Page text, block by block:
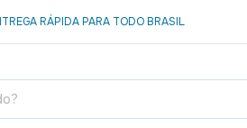
RÁPIDA PARA TODO BRASIL